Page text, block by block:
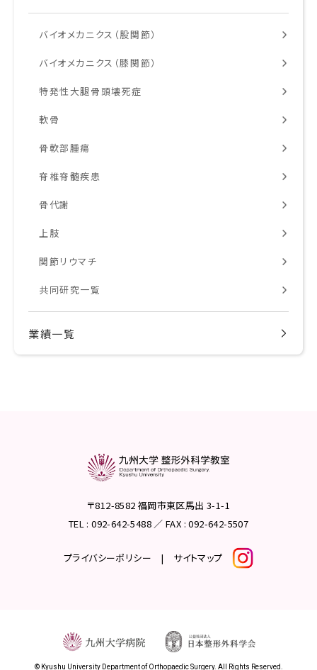
バイオメカニクス（股関節）
バイオメカニクス（膝関節）
特発性大腿骨頭壊死症
軟骨
骨軟部腫瘍
脊椎脊髄疾患
骨代謝
上肢
関節リウマチ
共同研究一覧
業績一覧
〒812-8582 福岡市東区馬出 3-1-1
TEL : 092-642-5488 ／ FAX : 092-642-5507
プライバシーポリシー | サイトマップ
© Kyushu University Department of Orthopaedic Surgery. All Rights Reserved.